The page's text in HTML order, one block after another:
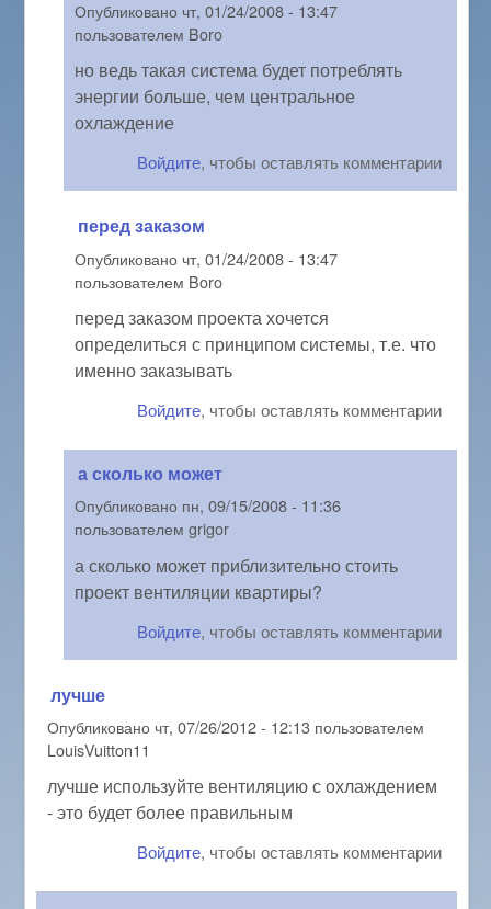
Опубликованочт, 01/24/2008 - 13:47
пользователем Boro
но ведь такая система будет потреблять
энергии больше, чем центральное
охлаждение
Войдите, чтобы оставлять комментарии
перед заказом
Опубликованочт, 01/24/2008 - 13:47
пользователем Boro
перед заказом проекта хочется
определиться с принципом системы, т.е. что
именно заказывать
Войдите, чтобы оставлять комментарии
а сколько может
Опубликовано пн, 09/15/2008 - 11:36
пользователемgrigor
а сколько может приблизительно стоить
проект вентиляции квартиры?
Войдите, чтобы оставлять комментарии
лучше
Опубликованочт, 07/26/2012 - 12:13 пользователем
LouisVuitton11
лучше используйте вентиляцию с охлаждением
- это будет более правильным
Войдите, чтобы оставлять комментарии